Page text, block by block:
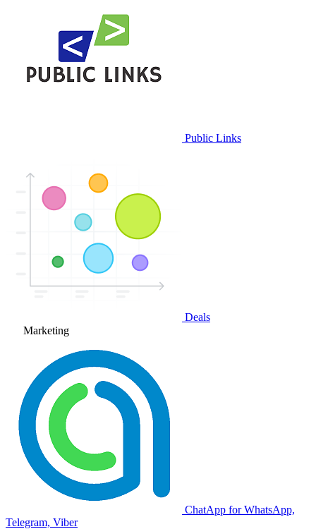
Public Links
Deals
Marketing
ChatApp for WhatsApp,
Telegram, Viber